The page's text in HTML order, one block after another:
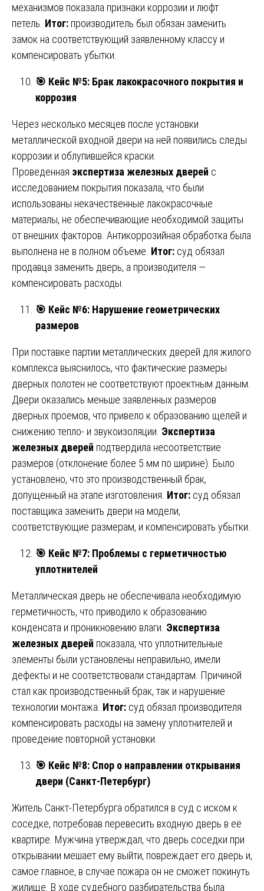
механизмов показала признаки коррозии и люфт
петель. Итог: производитель был обязан заменить
замок на соответствующий заявленному классу и
компенсировать убытки.
🎯 Кейс №5: Брак лакокрасочного покрытия и
коррозия
Через несколько месяцев после установки
металлической входной двери на ней появились следы
коррозии и облупившейся краски.
Проведенная экспертиза железных дверей с
исследованием покрытия показала, что были
использованы некачественные лакокрасочные
материалы, не обеспечивающие необходимой защиты
от внешних факторов. Антикоррозийная обработка была
выполнена не в полном объеме. Итог: суд обязал
продавца заменить дверь, а производителя —
компенсировать расходы.
🎯 Кейс №6: Нарушение геометрических
размеров
При поставке партии металлических дверей для жилого
комплекса выяснилось, что фактические размеры
дверных полотен не соответствуют проектным данным.
Двери оказались меньше заявленных размеров
дверных проемов, что привело к образованию щелей и
снижению тепло- и звукоизоляции. Экспертиза
железных дверей подтвердила несоответствие
размеров (отклонение более 5 мм по ширине). Было
установлено, что это производственный брак,
допущенный на этапе изготовления. Итог: суд обязал
поставщика заменить двери на модели,
соответствующие размерам, и компенсировать убытки.
🎯 Кейс №7: Проблемы с герметичностью
уплотнителей
Металлическая дверь не обеспечивала необходимую
герметичность, что приводило к образованию
конденсата и проникновению влаги. Экспертиза
железных дверей показала, что уплотнительные
элементы были установлены неправильно, имели
дефекты и не соответствовали стандартам. Причиной
стал как производственный брак, так и нарушение
технологии монтажа. Итог: суд обязал производителя
компенсировать расходы на замену уплотнителей и
проведение повторной установки.
🎯 Кейс №8: Спор о направлении открывания
двери (Санкт-Петербург)
Житель Санкт-Петербурга обратился в суд с иском к
соседке, потребовав перевесить входную дверь в её
квартире. Мужчина утверждал, что дверь соседки при
открывании мешает ему выйти, повреждает его дверь и,
самое главное, в случае пожара он не сможет покинуть
жилище. В ходе судебного разбирательства была